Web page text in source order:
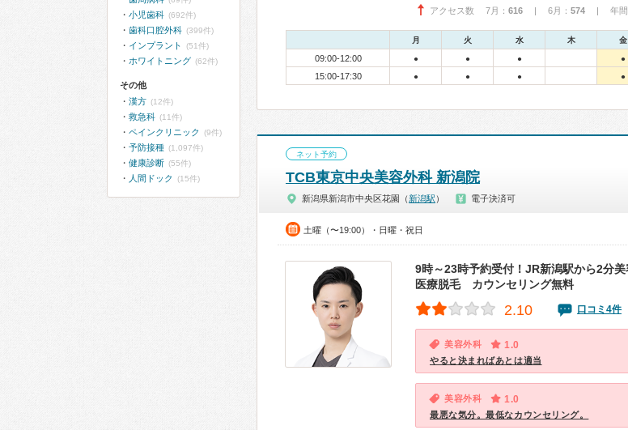
アクセス数 7月： 616 | 6月： 574 | 年間
月 火 水 木 金
09:00-12:00 ● ● ● ●
15:00-17:30
● ● ● ●
ネット予約
TCB東京中央美容外科 新潟院
新潟県新潟市中央区花園（ 新潟駅 ） 電子決済可
土曜（〜19:00）・日曜・祝日
9時～23時予約受付！JR新潟駅から2分
医療脱毛 カウンセリング無料
2.10 口コミ4件
美容外科 1.0
やると決まればあとは適当
美容外科 1.0
最悪な気分。最低なカウンセリング。
小児歯科 (692件)
歯科口腔外科 (399件)
インプラント (51件)
ホワイトニング (62件)
その他
漢方 (12件)
救急科 (11件)
ペインクリニック (9件)
予防接種 (1,097件)
健康診断 (55件)
人間ドック (15件)